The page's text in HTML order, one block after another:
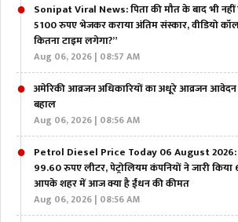
Sonipat Viral News: पिता की मौत के बाद भी
5100 रुपए भेजकर कराया अंतिम संस्कार, वीडियो
कितना टाइम लगेगा?”
Aug 06, 2026 | 08:57 AM
अमेरिकी आव्रजन अधिकारियों का अधूरे आव्रजन
बहाल
Aug 06, 2026 | 08:56 AM
Petrol Diesel Price Today 06 August 2026:
99.60 रुपए लीटर, पेट्रोलियम कंपनियों ने जारी
आपके शहर में आज क्या है ईंधन की कीमत
Aug 06, 2026 | 08:56 AM